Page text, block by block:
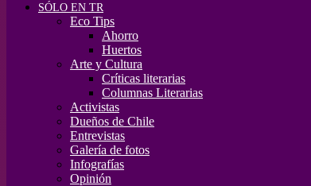
SÓLO EN TR
Eco Tips
Ahorro
Huertos
Arte y Cultura
Críticas literarias
Columnas Literarias
Activistas
Dueños de Chile
Entrevistas
Galería de fotos
Infografías
Opinión